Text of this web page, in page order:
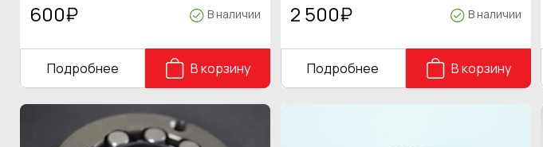
600₽ В наличии
Подробнее В корзину
2 500₽ В наличии
Подробнее В корзину